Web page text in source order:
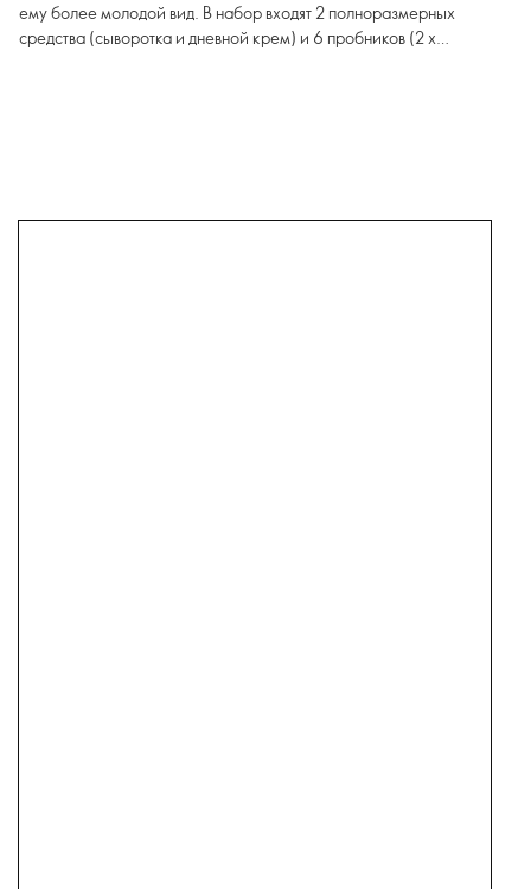
ему более молодой вид. В набор входят 2 полноразмерных
средства (сыворотка и дневной крем) и 6 пробников (2 х